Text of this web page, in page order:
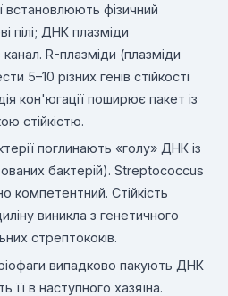
встановлюють фізичний
пілі; ДНК плазміди
R-плазміди (плазміди
5–10 різних генів стійкості
кон'югації поширює пакет із
стійкістю.
поглинають «голу» ДНК із
бактерій). Streptococcus
компетентний. Стійкість
виникла з генетичного
стрептококів.
випадково пакують ДНК
її в наступного хазяїна.